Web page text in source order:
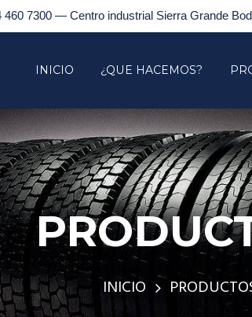
460 7300 — Centro industrial Sierra Grande
INICIO ¿QUE HACEMOS?
INICIO